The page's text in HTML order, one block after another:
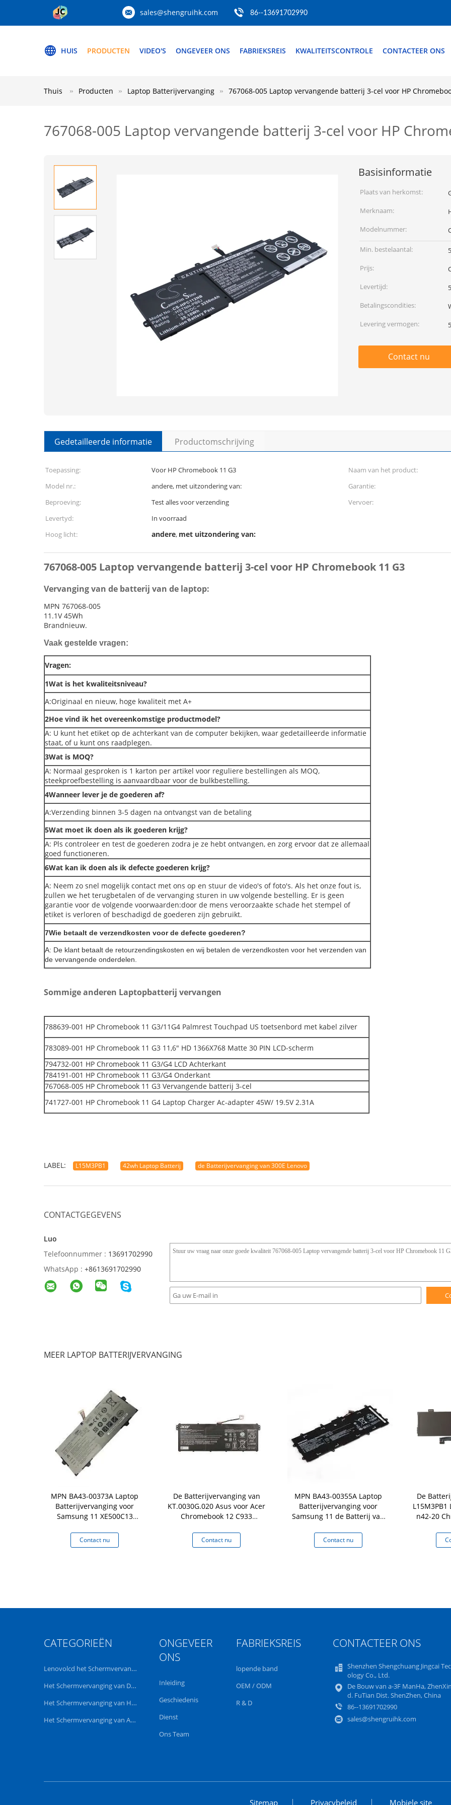
sales@shengruihk.com 86--13691702990
HUIS PRODUCTEN VIDEO'S ONGEVEER ONS FABRIEKSREIS KWALITEITSCONTROLE CONTACTEER ONS
Thuis Producten Laptop Batterijvervanging 767068-005 Laptop vervangende batterij 3-cel voor HP
767068-005 Laptop vervangende batterij 3-cel voor HP
Basisinformatie
Plaats van herkomst:
Merknaam:
Modelnummer:
Min. bestelaantal:
Prijs:
Levertijd:
Betalingscondities:
Levering vermogen:
Contact nu
Gedetailleerde informatie Productomschrijving
Toepassing: Voor HP Chromebook 11 G3 Naam van het product:
Model nr.:
andere, met uitzondering van: Garantie:
Beproeving:
Test alles voor verzending Vervoer:
Levertyd:
In voorraad
Hoog licht:
andere, met uitzondering van:
767068-005 Laptop vervangende batterij 3-cel voor HP Chromebook 11 G3
Vervanging van de batterij van de laptop:
MPN 767068-005
11.1V 45Wh
Brandnieuw.
Vaak gestelde vragen:
Vragen:
1Wat is het kwaliteitsniveau?
A:Originaal en nieuw, hoge kwaliteit met A+
2Hoe vind ik het overeenkomstige productmodel?
A: U kunt het etiket op de achterkant van de computer bekijken, waar gedetailleerde informatie
staat, of u kunt ons raadplegen.
3Wat is MOQ?
A: Normaal gesproken is 1 karton per artikel voor reguliere bestellingen als MOQ,
steekproefbestelling is aanvaardbaar voor de bulkbestelling.
4Wanneer lever je de goederen af?
A:Verzending binnen 3-5 dagen na ontvangst van de betaling
5Wat moet ik doen als ik goederen krijg?
A: Pls controleer en test de goederen zodra je ze hebt ontvangen, en zorg ervoor dat ze allemaal
goed functioneren.
6Wat kan ik doen als ik defecte goederen krijg?
A: Neem zo snel mogelijk contact met ons op en stuur de video's of foto's. Als het onze fout is,
zullen we het terugbetalen of de vervanging sturen in uw volgende bestelling. Er is geen
garantie voor de volgende voorwaarden:door de mens veroorzaakte schade het stempel of
etiket is verloren of beschadigd de goederen zijn gebruikt.
7Wie betaalt de verzendkosten voor de defecte goederen?
A: De klant betaalt de retourzendingskosten en wij betalen de verzendkosten voor het verzenden van
de vervangende onderdelen.
Sommige anderen Laptopbatterij vervangen
788639-001 HP Chromebook 11 G3/11G4 Palmrest Touchpad US toetsenbord met kabel zilver
783089-001 HP Chromebook 11 G3 11,6" HD 1366X768 Matte 30 PIN LCD-scherm
794732-001 HP Chromebook 11 G3/G4 LCD Achterkant
784191-001 HP Chromebook 11 G3/G4 Onderkant
767068-005 HP Chromebook 11 G3 Vervangende batterij 3-cel
741727-001 HP Chromebook 11 G4 Laptop Charger Ac-adapter 45W/ 19.5V 2.31A
LABEL: L15M3PB1 42wh Laptop Batterij de Batterijvervanging van 300E Lenovo
CONTACTGEGEVENS
Luo
Telefoonnummer : 13691702990
WhatsApp : +8613691702990
MEER LAPTOP BATTERIJVERVANGING
MPN BA43-00373A Laptop
Batterijvervanging voor
Samsung 11 XE500C13
Contact nu
De Batterijvervanging van
KT.0030G.020 Asus voor Acer
Chromebook 12 C933
Contact nu
MPN BA43-00355A Laptop
Batterijvervanging voor
Samsung 11 de Batterij van
Contact nu
De
L15M3PB1
n42-20
CATEGORIEËN
Lenovolcd het Schermvervanging
Het Schermvervanging van Dell LCD
Het Schermvervanging van HP LCD
Het Schermvervanging van Acer LCD
ONGEVEER
ONS
Inleiding
Geschiedenis
Dienst
Ons Team
FABRIEKSREIS
lopende band
OEM / ODM
R & D
CONTACTEER ONS
Shenzhen Shengchuang Jingcai
ology Co., Ltd.
De Bouw van a-3F ManHa,
d. FuTian Dist. ShenZhen, China
86--13691702990
sales@shengruihk.com
Sitemap Privacybeleid Mobiele site